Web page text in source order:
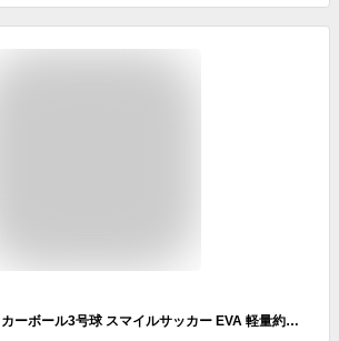
ミカサ ジュニアサッカーボール3号球 スマイルサッカー EVA 軽量約150g 少年用 SF3J 男の子 女の子 キッズ